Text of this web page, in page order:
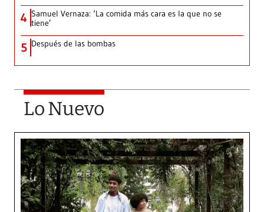
4 Samuel Vernaza: ‘La comida más cara es la que no se
tiene’
5 Después de las bombas
Lo Nuevo